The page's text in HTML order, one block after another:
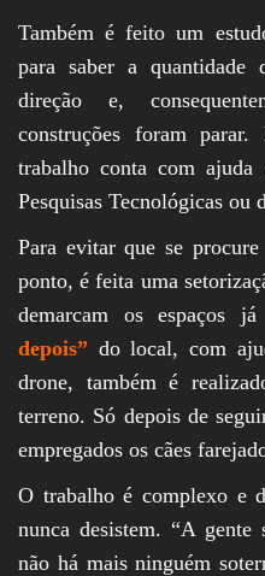
Também é feito um
para saber a quantidade
direção e,
construções foram
trabalho conta com
Pesquisas Tecnológicas
Para evitar que se
ponto, é feita uma
demarcam os espaços
depois” do local, com
drone, também é
terreno. Só depois de
empregados os cães
O trabalho é complexo e
nunca desistem. “A gente
não há mais ninguém